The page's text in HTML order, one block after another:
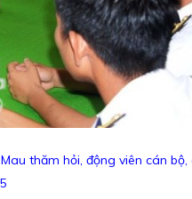
thăm hỏi, động viên cán bộ,